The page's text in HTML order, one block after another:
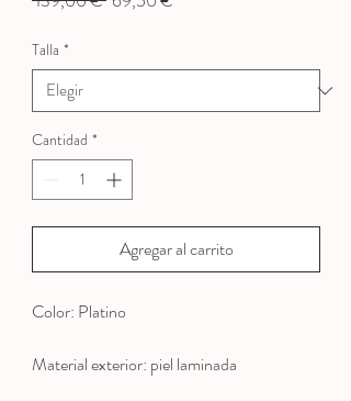
Talla *
Cantidad *
Agregar al carrito
Color: Platino
Material exterior: piel laminada